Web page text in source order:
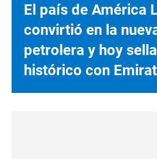
El país de América
convirtió en la
petrolera y hoy
histórico con